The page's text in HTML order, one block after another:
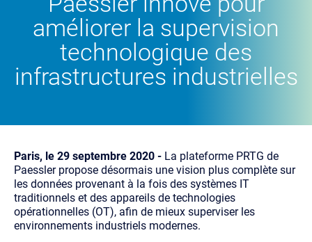
améliorer la supervision
technologique des
infrastructures industrielles
Paris, le 29 septembre 2020 - La plateforme PRTG de
Paessler propose désormais une vision plus complète sur
les données provenant à la fois des systèmes IT
traditionnels et des appareils de technologies
opérationnelles (OT), afin de mieux superviser les
environnements industriels modernes.